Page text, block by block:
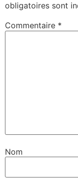
obligatoires sont
Commentaire *
Nom